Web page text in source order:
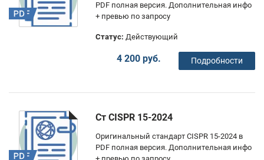
PDF полная версия. Дополнительная инфо
+ превью по запросу
Статус: Действующий
4 200 руб. Подробности
Ст CISPR 15-2024
Оригинальный стандарт CISPR 15-2024 в
PDF полная версия. Дополнительная инфо